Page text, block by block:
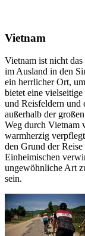
Vietnam
Vietnam ist nicht
im Ausland in den
ein herrlicher Ort,
bietet eine
und Reisfeldern und
außerhalb der
Weg durch Vietnam
warmherzig
den Grund der
Einheimischen
ungewöhnliche Art
sein.